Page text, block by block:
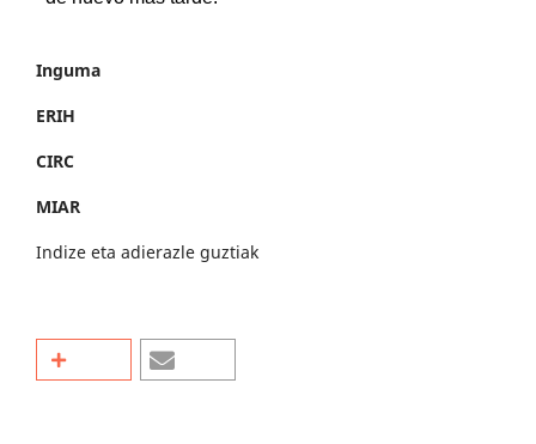
Inguma
ERIH
CIRC
MIAR
Indize eta adierazle guztiak